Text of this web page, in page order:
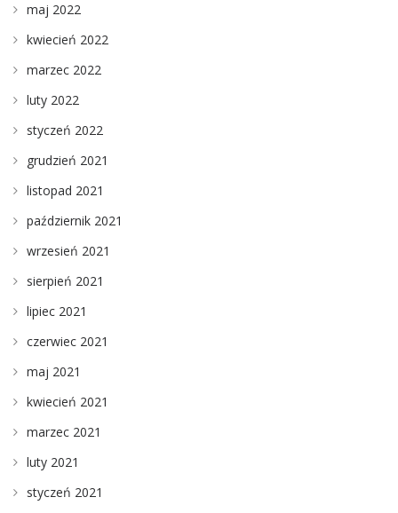
maj 2022
kwiecień 2022
marzec 2022
luty 2022
styczeń 2022
grudzień 2021
listopad 2021
październik 2021
wrzesień 2021
sierpień 2021
lipiec 2021
czerwiec 2021
maj 2021
kwiecień 2021
marzec 2021
luty 2021
styczeń 2021